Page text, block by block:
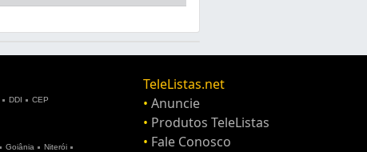
DDI CEP
Goiânia Niterói
TeleListas.net
• Anuncie
• Produtos TeleListas
• Fale Conosco